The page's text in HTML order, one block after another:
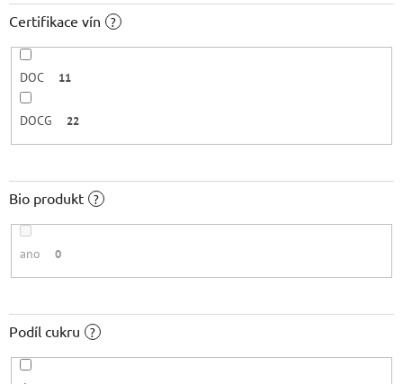
Certifikace vín ?
DOC 11
DOCG 22
Bio produkt ?
ano 0
Podíl cukru ?